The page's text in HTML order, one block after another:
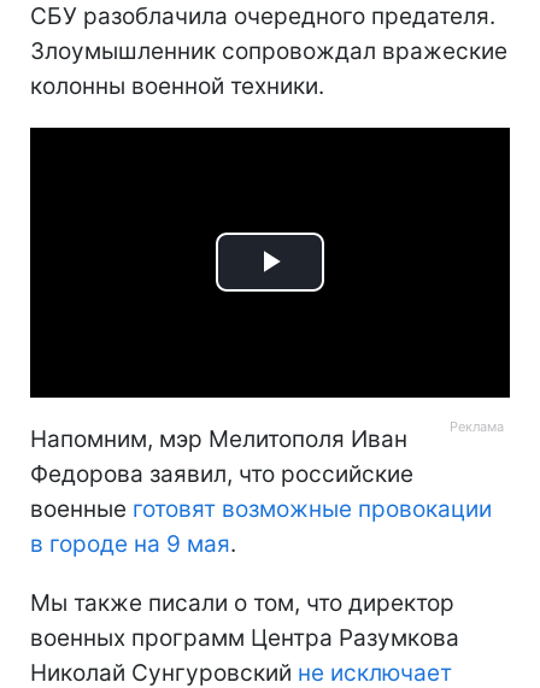
СБУ разоблачила очередного предателя.
Злоумышленник сопровождал вражеские
колонны военной техники.
Play
Напомним, мэр Мелитополя Иван
Федорова заявил, что российские
военные готовят возможные провокации
в городе на 9 мая.
Мы также писали о том, что директор
военных программ Центра Разумкова
Николай Сунгуровский не исключает